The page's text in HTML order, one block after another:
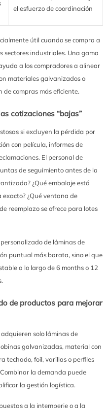
el esfuerzo de coordinación
útil cuando se compra a
sectores industriales. Una gama
a los compradores a alinear
materiales galvanizados o
compras más eficiente.
cotizaciones “bajas”
si excluyen la pérdida por
con película, informes de
El personal de
de seguimiento antes de la
¿Qué embalaje está
exacto? ¿Qué ventana de
reemplazo se ofrece para lotes
de láminas de
puntual más barata, sino el que
a lo largo de 6 months o 12
de productos para mejorar
solo láminas de
galvanizadas, material con
techado, foil, varillas o perfiles
la demanda puede
la gestión logística.
a la intemperie o a la